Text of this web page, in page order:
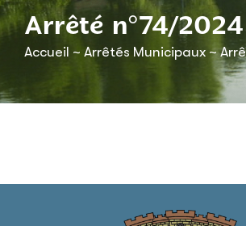
Arrêté n°74/2024
Accueil ~ Arrêtés Municipaux ~